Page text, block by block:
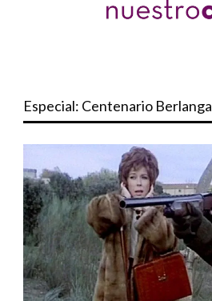
Especial: Centenario Berlanga